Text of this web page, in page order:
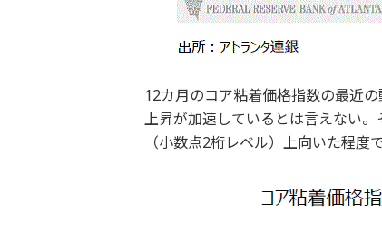
12カ月のコア粘着価格指数の最近
上昇が加速しているとは言えない
（小数点2桁レベル）上向いた程度